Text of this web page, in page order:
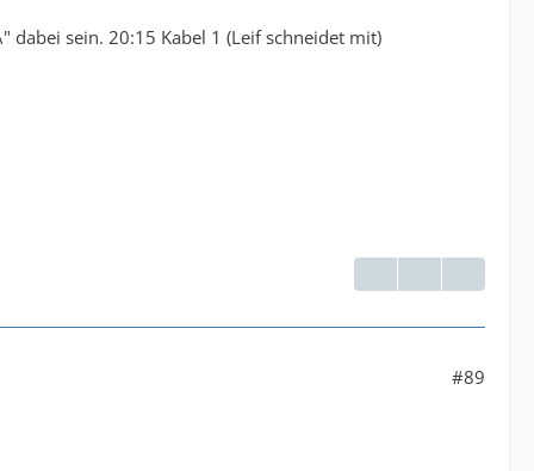
sein. 20:15 Kabel 1 (Leif schneidet mit)
#89